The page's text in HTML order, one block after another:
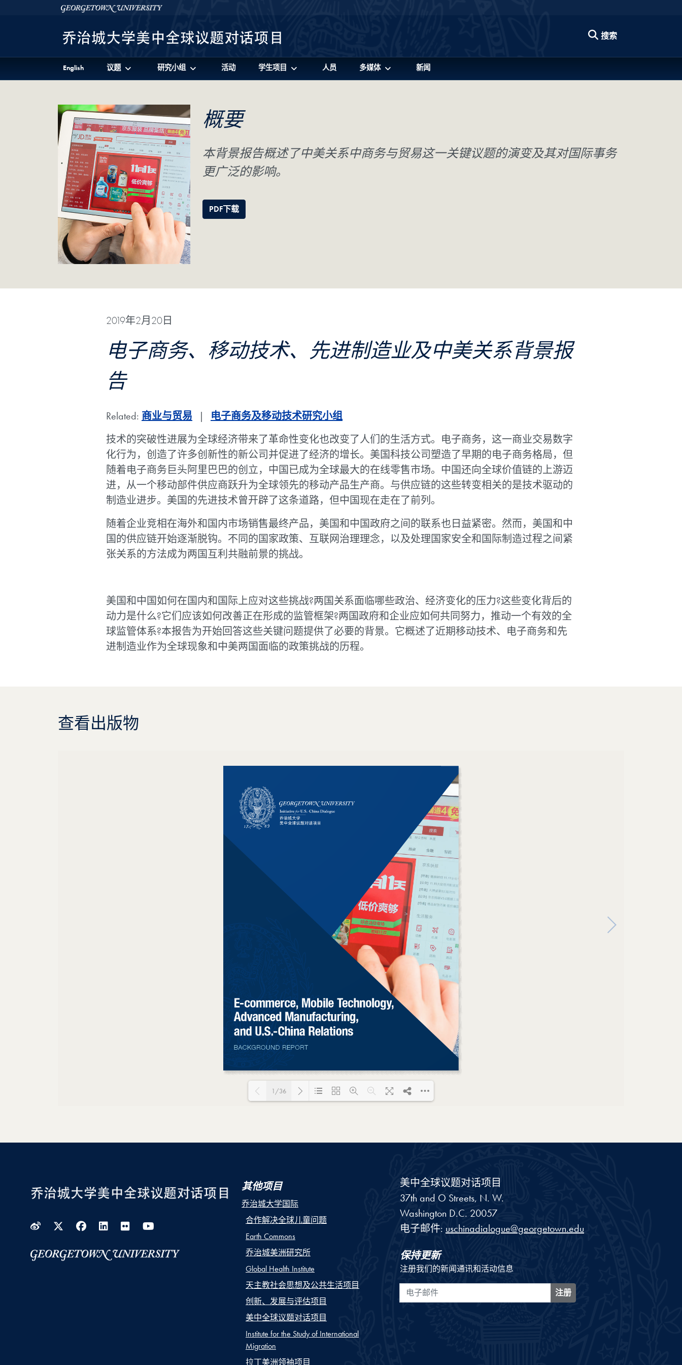
Skip to 美中全球议题对话项目 Full Site Menu
Skip to main contentGeorgetown University
搜索
English 议题 研究小组 活动 学生项目 人员 多媒体 新闻
概要
本背景报告概述了中美关系中商务与贸易这一关键议题的演变及其对国际事务
更广泛的影响。
PDF下载
2019年2月20日
电子商务、移动技术、先进制造业及中美关系背景报
告
Related: 商业与贸易
电子商务及移动技术研究小组
技术的突破性进展为全球经济带来了革命性变化也改变了人们的生活方式。电子商务，这一商业交易数字
化行为，创造了许多创新性的新公司并促进了经济的增长。美国科技公司塑造了早期的电子商务格局，但
随着电子商务巨头阿里巴巴的创立，中国已成为全球最大的在线零售市场。中国还向全球价值链的上游迈
进，从一个移动部件供应商跃升为全球领先的移动产品生产商。与供应链的这些转变相关的是技术驱动的
制造业进步。美国的先进技术曾开辟了这条道路，但中国现在走在了前列。
随着企业竞相在海外和国内市场销售最终产品，美国和中国政府之间的联系也日益紧密。然而，美国和中
国的供应链开始逐渐脱钩。不同的国家政策、互联网治理理念，以及处理国家安全和国际制造过程之间紧
张关系的方法成为两国互利共融前景的挑战。
美国和中国如何在国内和国际上应对这些挑战?两国关系面临哪些政治、经济变化的压力?这些变化背后的
动力是什么?它们应该如何改善正在形成的监管框架?两国政府和企业应如何共同努力，推动一个有效的全
球监管体系?本报告为开始回答这些关键问题提供了必要的背景。它概述了近期移动技术、电子商务和先
进制造业作为全球现象和中美两国面临的政策挑战的历程。
查看出版物
1/36
WeiboTwitter
Facebook
LinkedIn
Flickr
其他项目
乔治城大学国际
合作解决全球儿童问题
Earth Commons
乔治城美洲研究所
Global Health Institute
天主教社会思想及公共生活项目
创新、发展与评估项目
美中全球议题对话项目
Institute for the Study of International
Migration
拉丁美洲领袖项目
美中全球议题对话项目
37th and O Streets, N. W.
Washington D.C. 20057
电子邮件: uschinadialogue@georgetown.edu
保持更新
注册我们的新闻通讯和活动信息
电子邮件 注册